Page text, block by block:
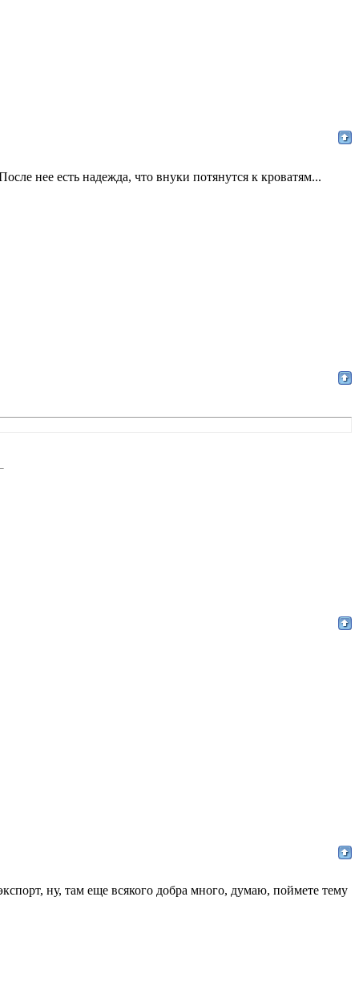
нее есть надежда, что внуки потянутся к кроватям...
ну, там еще всякого добра много, думаю, поймете тему